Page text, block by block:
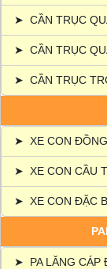
➤ CẦN TRỤC
➤ CẦN TRỤC
➤ CẦN TRỤC
➤ XE CON
➤ XE CON CẦU
➤ XE CON ĐẶC
➤ PA LĂNG